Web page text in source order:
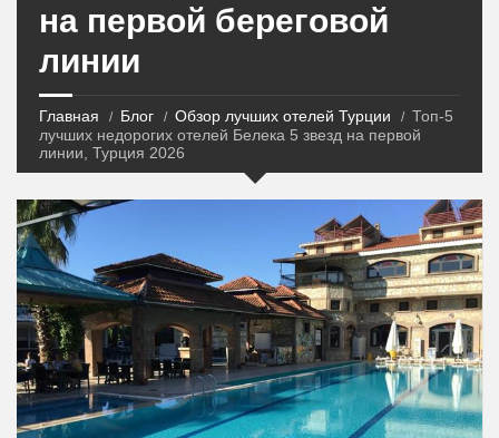
на первой береговой
линии
Главная Блог Обзор лучших отелей Турции
Топ-5
лучших недорогих отелей Белека 5 звезд на первой
линии, Турция 2026